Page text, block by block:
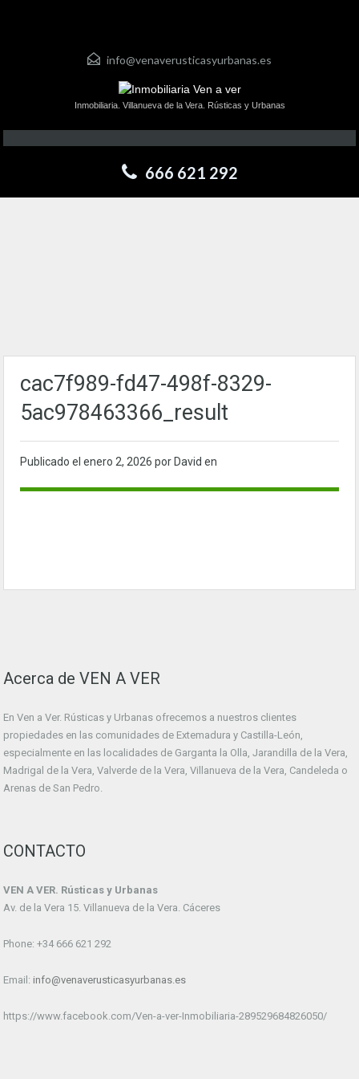
info@venaverusticasyurbanas.es
Inmobiliaria. Villanueva de la Vera. Rústicas y Urbanas
666 621 292
cac7f989-fd47-498f-8329-
5ac978463366_result
Publicado el enero 2, 2026 por David en
Acerca de VEN A VER
En Ven a Ver. Rústicas y Urbanas ofrecemos a nuestros clientes
propiedades en las comunidades de Extemadura y Castilla-León,
especialmente en las localidades de Garganta la Olla, Jarandilla de la Vera,
Madrigal de la Vera, Valverde de la Vera, Villanueva de la Vera, Candeleda o
Arenas de San Pedro.
CONTACTO
VEN A VER. Rústicas y Urbanas
Av. de la Vera 15. Villanueva de la Vera. Cáceres
Phone: +34 666 621 292
Email: info@venaverusticasyurbanas.es
https://www.facebook.com/Ven-a-ver-Inmobiliaria-289529684826050/